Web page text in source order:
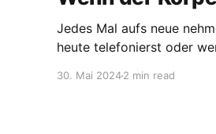
Jedes Mal aufs neue
heute telefonierst oder
30. Mai 20242 min read